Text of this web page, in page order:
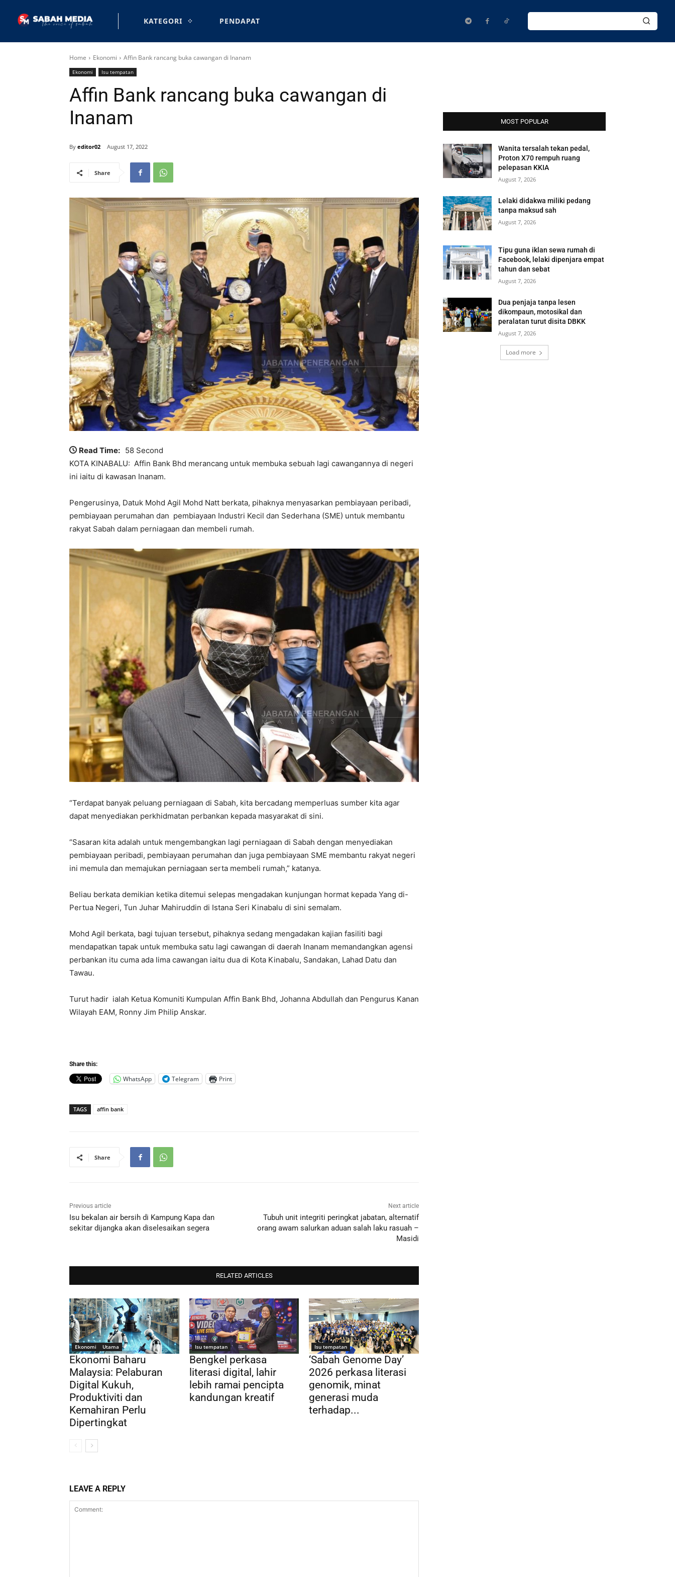
KATEGORI PENDAPAT
Home Ekonomi Affin Bank rancang buka cawangan di Inanam
Ekonomi Isu tempatan
Affin Bank rancang buka cawangan di
Inanam
By editor02 August 17, 2022
Share
Read Time: 58 Second
KOTA KINABALU: Affin Bank Bhd merancang untuk membuka sebuah lagi cawangannya di negeri
ini iaitu di kawasan Inanam.
Pengerusinya, Datuk Mohd Agil Mohd Natt berkata, pihaknya menyasarkan pembiayaan peribadi,
pembiayaan perumahan dan pembiayaan Industri Kecil dan Sederhana (SME) untuk membantu
rakyat Sabah dalam perniagaan dan membeli rumah.
“Terdapat banyak peluang perniagaan di Sabah, kita bercadang memperluas sumber kita agar
dapat menyediakan perkhidmatan perbankan kepada masyarakat di sini.
“Sasaran kita adalah untuk mengembangkan lagi perniagaan di Sabah dengan menyediakan
pembiayaan peribadi, pembiayaan perumahan dan juga pembiayaan SME membantu rakyat negeri
ini memula dan memajukan perniagaan serta membeli rumah,” katanya.
Beliau berkata demikian ketika ditemui selepas mengadakan kunjungan hormat kepada Yang di-
Pertua Negeri, Tun Juhar Mahiruddin di Istana Seri Kinabalu di sini semalam.
Mohd Agil berkata, bagi tujuan tersebut, pihaknya sedang mengadakan kajian fasiliti bagi
mendapatkan tapak untuk membuka satu lagi cawangan di daerah Inanam memandangkan agensi
perbankan itu cuma ada lima cawangan iaitu dua di Kota Kinabalu, Sandakan, Lahad Datu dan
Tawau.
Turut hadir ialah Ketua Komuniti Kumpulan Affin Bank Bhd, Johanna Abdullah dan Pengurus Kanan
Wilayah EAM, Ronny Jim Philip Anskar.
Share this:
WhatsApp Telegram Print
TAGS affin bank
Share
Previous article
Isu bekalan air bersih di Kampung Kapa dan
sekitar dijangka akan diselesaikan segera
Next article
Tubuh unit integriti peringkat jabatan, alternatif
orang awam salurkan aduan salah laku rasuah –
Masidi
RELATED ARTICLES
Ekonomi Utama
Ekonomi Baharu
Malaysia: Pelaburan
Digital Kukuh,
Produktiviti dan
Kemahiran Perlu
Dipertingkat
Isu tempatan
Bengkel perkasa
literasi digital, lahir
lebih ramai pencipta
kandungan kreatif
Isu tempatan
‘Sabah Genome Day’
2026 perkasa literasi
genomik, minat
generasi muda
terhadap...
LEAVE A REPLY
MOST POPULAR
Wanita tersalah tekan pedal,
Proton X70 rempuh ruang
pelepasan KKIA
August 7, 2026
Lelaki didakwa miliki pedang
tanpa maksud sah
August 7, 2026
Tipu guna iklan sewa rumah di
Facebook, lelaki dipenjara empat
tahun dan sebat
August 7, 2026
Dua penjaja tanpa lesen
dikompaun, motosikal dan
peralatan turut disita DBKK
August 7, 2026
Load more